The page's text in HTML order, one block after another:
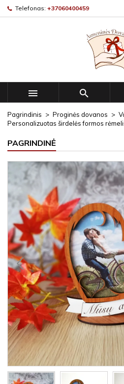
Telefonas: +37060400459
 
Pagrindinis Proginės dovanos
Personalizuotas širdelės formos
PAGRINDINĖ